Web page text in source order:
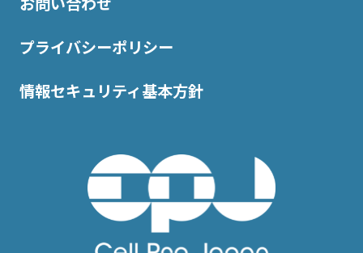
プライバシーポリシー
情報セキュリティ基本方針